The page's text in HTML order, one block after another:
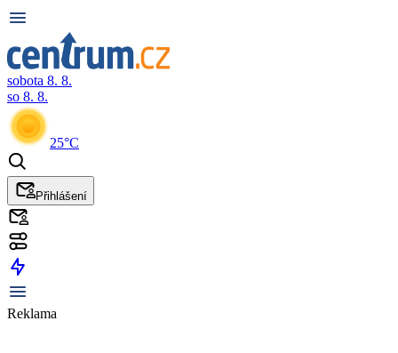
sobota 8. 8.
so 8. 8.
25°C
Přihlášení
Reklama